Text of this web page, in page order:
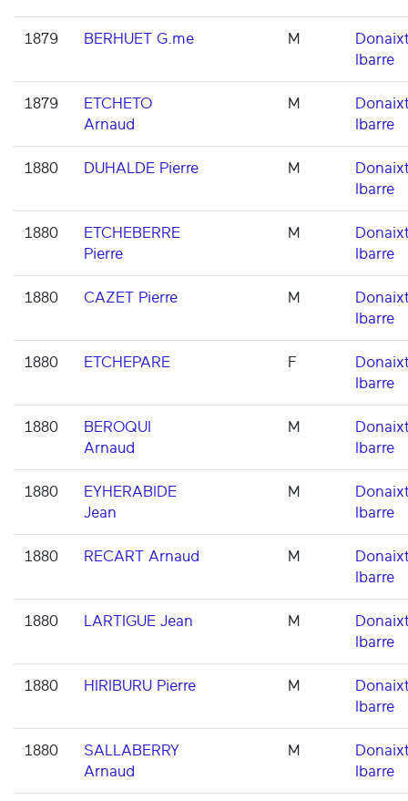
1879 BERHUET G.me M
Ibarre
1879
ETCHETO
Arnaud
M
Ibarre
1880 DUHALDE Pierre M
Ibarre
1880
ETCHEBERRE
Pierre
M
Ibarre
1880 CAZET Pierre M
Ibarre
1880 ETCHEPARE F
Ibarre
1880
BEROQUI
Arnaud
M
Ibarre
1880
EYHERABIDE
Jean
M
Ibarre
1880 RECART Arnaud M
Ibarre
1880 LARTIGUE Jean M
Ibarre
1880 HIRIBURU Pierre M
Ibarre
1880
SALLABERRY
Arnaud
M
Ibarre